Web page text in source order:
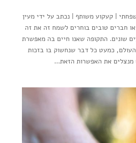
| קעקוע משותף | נכתב על ידי מעין
בני זוג או חברים טובים בוחרים לשמח זה את זה
שונים. התקופה שאנו חיים בה מאפשרת
כמעט כל דבר שנחשוק בו בזכות
מנצלים את האפשרות הזאת...